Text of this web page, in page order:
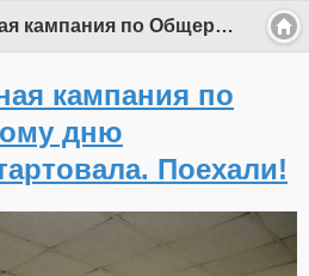
Информационная кампания по Общероссийскому дню голосования стартовала. Поехали!
кампания по
дню
Поехали!